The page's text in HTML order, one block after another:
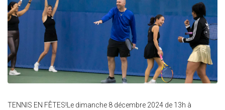
TENNIS EN FÊTES!Le dimanche 8 décembre 2024 de 13h à